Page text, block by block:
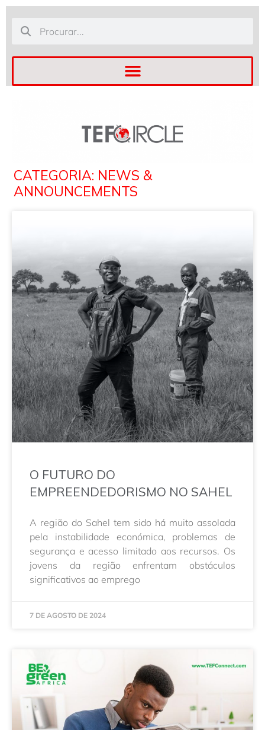
CATEGORIA: NEWS &
ANNOUNCEMENTS
O FUTURO DO
EMPREENDEDORISMO NO SAHEL
A região do Sahel tem sido há muito assolada
pela instabilidade económica, problemas de
segurança e acesso limitado aos recursos. Os
jovens da região enfrentam obstáculos
significativos ao emprego
7 DE AGOSTO DE 2024